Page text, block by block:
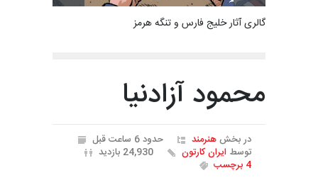
گالری آثار خلیج فارس و تنگه هرمز
محمود آزادنیا
در بخشهنرمند
حدود 6 ساعت قبل
توسط ایران کارتون
24,930 بازدید
4 برچسب